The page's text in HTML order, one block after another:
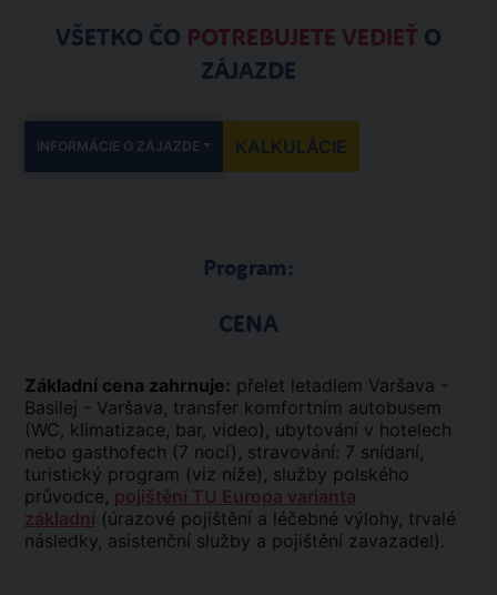
VŠETKO ČO POTREBUJETE VEDIEŤ O
ZÁJAZDE
INFORMÁCIE O ZÁJAZDE KALKULÁCIE
Program:
CENA
Základní cena zahrnuje: přelet letadlem Varšava -
Basilej - Varšava, transfer komfortním autobusem
(WC, klimatizace, bar, video), ubytování v hotelech
nebo gasthofech (7 nocí), stravování: 7 snídaní,
turistický program (viz níže), služby polského
průvodce, pojištění TU Europa varianta
základní (úrazové pojištění a léčebné výlohy, trvalé
následky, asistenční služby a pojištění zavazadel).